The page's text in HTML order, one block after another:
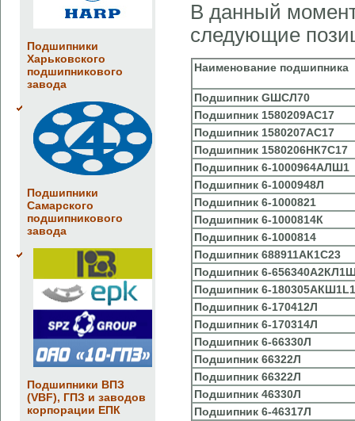
Подшипники
Харьковского
подшипникового
завода
Подшипники
Самарского
подшипникового
завода
Подшипники ВПЗ
(VBF), ГПЗ и заводов
корпорации ЕПК
В данный момент
следующие
Наименование подшипника
Подшипник GШСЛ70
Подшипник 1580209АС17
Подшипник 1580207АС17
Подшипник 1580206НК7С17
Подшипник 6-1000964АЛШ1
Подшипник 6-1000948Л
Подшипник 6-1000821
Подшипник 6-1000814К
Подшипник 6-1000814
Подшипник 688911АК1С23
Подшипник 6-
Подшипник 6-
Подшипник 6-170412Л
Подшипник 6-170314Л
Подшипник 6-66330Л
Подшипник 66322Л
Подшипник 66322Л
Подшипник 46330Л
Подшипник 6-46317Л